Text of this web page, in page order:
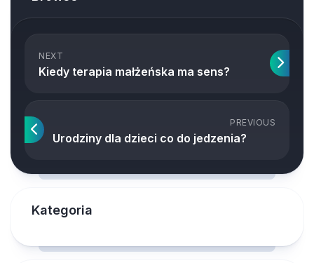
NEXT
Kiedy terapia małżeńska ma sens?
PREVIOUS
Urodziny dla dzieci co do jedzenia?
Kategoria